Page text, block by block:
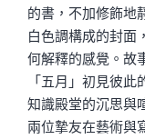
的書，不加修飾地
白色調構成的封面
何解釋的感覺。故
「五月」初見彼
知識殿堂的沉思與
兩位摯友在藝術與